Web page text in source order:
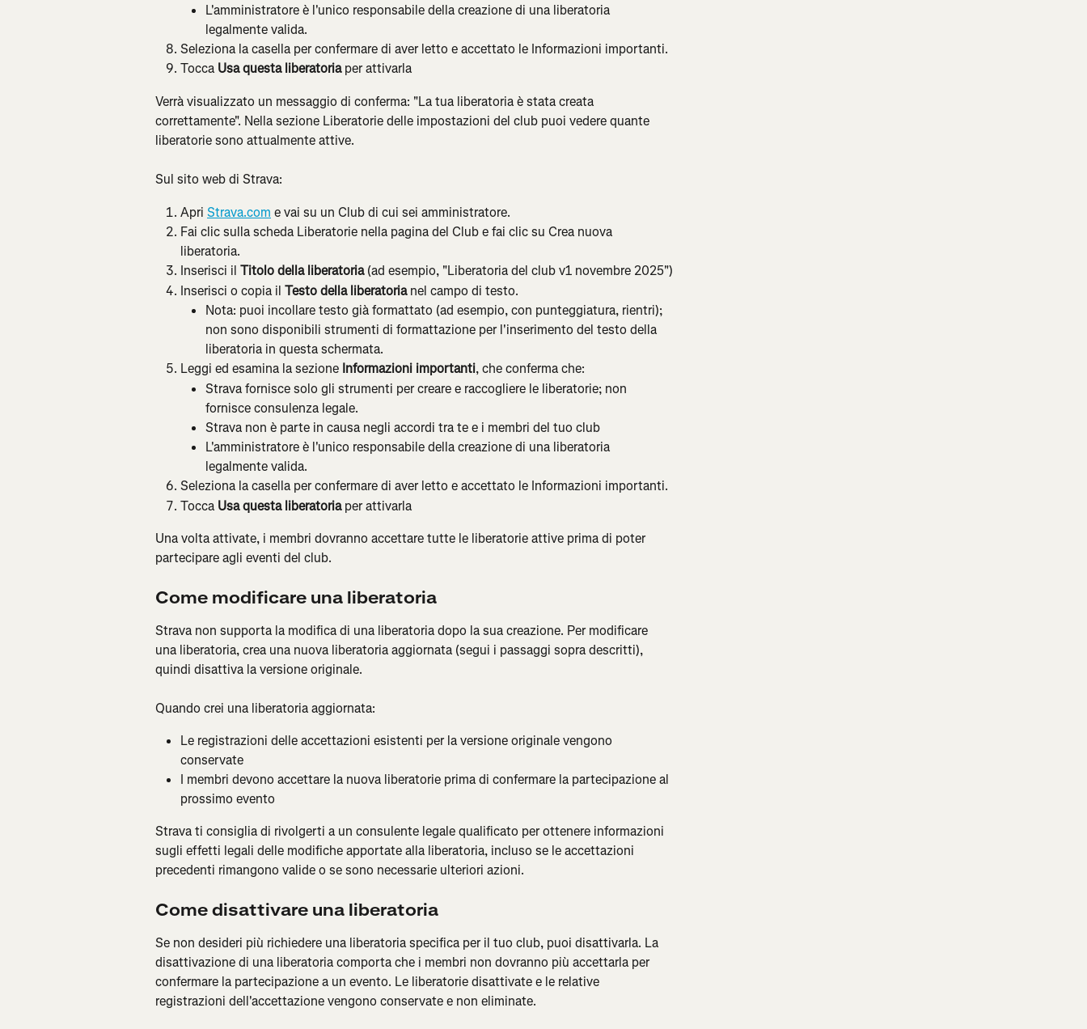
L'amministratore è l'unico responsabile della creazione di una liberatoria
legalmente valida.
Seleziona la casella per confermare di aver letto e accettato le Informazioni importanti.
Tocca Usa questa liberatoria per attivarla
Verrà visualizzato un messaggio di conferma: "La tua liberatoria è stata creata
correttamente". Nella sezione Liberatorie delle impostazioni del club puoi vedere quante
liberatorie sono attualmente attive.
Sul sito web di Strava:
Apri Strava.com e vai su un Club di cui sei amministratore.
Fai clic sulla scheda Liberatorie nella pagina del Club e fai clic su Crea nuova
liberatoria.
Inserisci il Titolo della liberatoria (ad esempio, "Liberatoria del club v1 novembre 2025")
Inserisci o copia il Testo della liberatoria nel campo di testo.
Nota: puoi incollare testo già formattato (ad esempio, con punteggiatura, rientri);
non sono disponibili strumenti di formattazione per l'inserimento del testo della
liberatoria in questa schermata.
Leggi ed esamina la sezione Informazioni importanti, che conferma che:
Strava fornisce solo gli strumenti per creare e raccogliere le liberatorie; non
fornisce consulenza legale.
Strava non è parte in causa negli accordi tra te e i membri del tuo club
L'amministratore è l'unico responsabile della creazione di una liberatoria
legalmente valida.
Seleziona la casella per confermare di aver letto e accettato le Informazioni importanti.
Tocca Usa questa liberatoria per attivarla
Una volta attivate, i membri dovranno accettare tutte le liberatorie attive prima di poter
partecipare agli eventi del club.
Come modificare una liberatoria
Strava non supporta la modifica di una liberatoria dopo la sua creazione. Per modificare
una liberatoria, crea una nuova liberatoria aggiornata (segui i passaggi sopra descritti),
quindi disattiva la versione originale.
Quando crei una liberatoria aggiornata:
Le registrazioni delle accettazioni esistenti per la versione originale vengono
conservate
I membri devono accettare la nuova liberatorie prima di confermare la partecipazione al
prossimo evento
Strava ti consiglia di rivolgerti a un consulente legale qualificato per ottenere informazioni
sugli effetti legali delle modifiche apportate alla liberatoria, incluso se le accettazioni
precedenti rimangono valide o se sono necessarie ulteriori azioni.
Come disattivare una liberatoria
Se non desideri più richiedere una liberatoria specifica per il tuo club, puoi disattivarla. La
disattivazione di una liberatoria comporta che i membri non dovranno più accettarla per
confermare la partecipazione a un evento. Le liberatorie disattivate e le relative
registrazioni dell'accettazione vengono conservate e non eliminate.